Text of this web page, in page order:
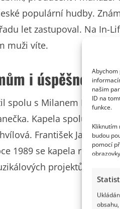
Abychom
našim
ID na
funkce.
Kliknutím
budou
pomocí
populární hudby.
let zastupoval. Na In-
muži víte.
i úspěšné
spolu s Milanem Dykem
Kapela
František Janeček
1989 se kapela
projektů.